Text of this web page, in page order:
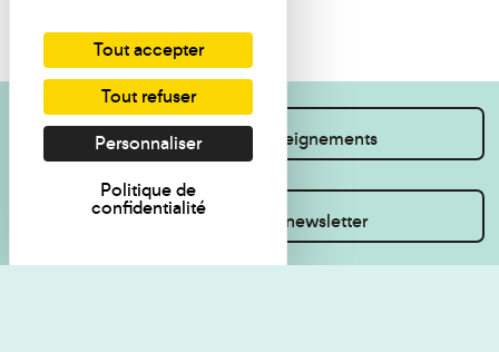
Je souhaite des renseignements
Inscrivez-vous à la newsletter
Tout accepter
Tout refuser
Personnaliser
Politique de
confidentialité